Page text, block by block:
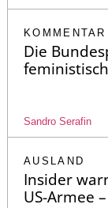
KOMMENTAR
Die
Sandro Serafin
AUSLAND
Insider
US-Armee